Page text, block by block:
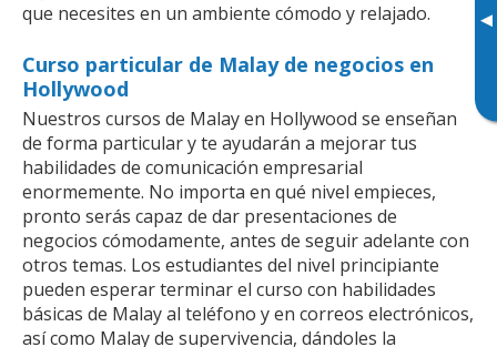
▸
que necesites en un ambiente cómodo y relajado.
Curso particular de Malay de negocios en
Hollywood
Nuestros cursos de Malay en Hollywood se enseñan
de forma particular y te ayudarán a mejorar tus
habilidades de comunicación empresarial
enormemente. No importa en qué nivel empieces,
pronto serás capaz de dar presentaciones de
negocios cómodamente, antes de seguir adelante con
otros temas. Los estudiantes del nivel principiante
pueden esperar terminar el curso con habilidades
básicas de Malay al teléfono y en correos electrónicos,
así como Malay de supervivencia, dándoles la